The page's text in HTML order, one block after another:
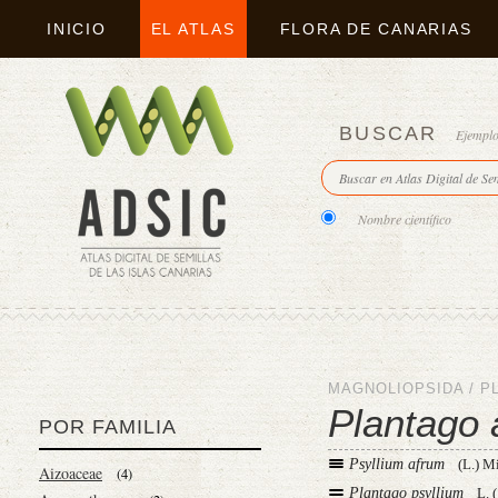
INICIO EL ATLAS FLORA DE CANARIAS
BUSCAR
Nombre científico
POR FAMILIA
Aizoaceae (4)
MAGNOLIOPSIDA /
Plantago
Psyllium afrum
(L.)
Plantago psyllium
L.